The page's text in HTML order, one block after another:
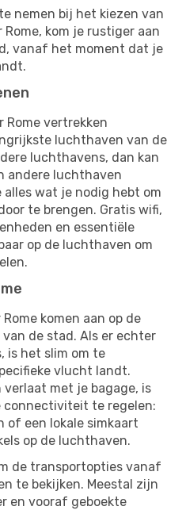
nemen bij het kiezen van
kom je rustiger aan
vanaf het moment dat je
Rome vertrekken
luchthaven van de
luchthavens, dan kan
andere luchthaven
wat je nodig hebt om
te brengen. Gratis wifi,
en essentiële
op de luchthaven om
komen aan op de
de stad. Als er echter
is het slim om te
vlucht landt.
met je bagage, is
connectiviteit te regelen:
of een lokale simkaart
op de luchthaven.
de transportopties vanaf
te bekijken. Meestal zijn
en vooraf geboekte